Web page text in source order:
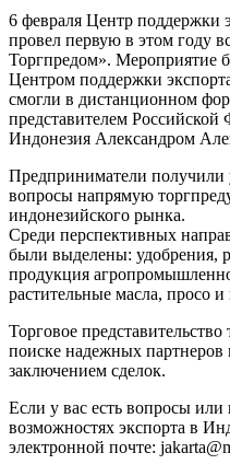
6 февраля Центр поддержки
провел первую в этом году
Торгпредом». Мероприятие
Центром поддержки
смогли в дистанционном
представителем
Индонезия Александром
Предприниматели получили
вопросы напрямую
индонезийского рынка.
Среди перспективных
были выделены: удобрения,
продукция
растительные масла, просо и
Торговое
поиске надежных партнеров
заключением сделок.
Если у вас есть вопросы или
возможностях экспорта в
электронной почте: